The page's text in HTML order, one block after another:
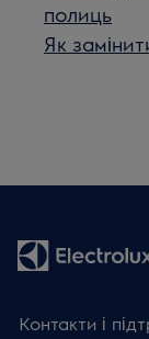
полиць
Як
Контакти і